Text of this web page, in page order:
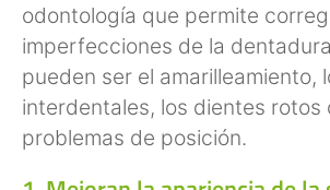
odontología que permite
imperfecciones de la
pueden ser el amarilleamiento,
interdentales, los dientes rotos
problemas de posición.